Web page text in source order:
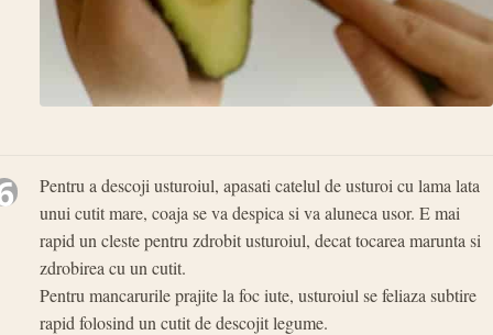
Pentru a descoji usturoiul, apasati catelul de usturoi cu lama lata
unui cutit mare, coaja se va despica si va aluneca usor. E mai
rapid un cleste pentru zdrobit usturoiul, decat tocarea marunta si
zdrobirea cu un cutit.
Pentru mancarurile prajite la foc iute, usturoiul se feliaza subtire
rapid folosind un cutit de descojit legume.